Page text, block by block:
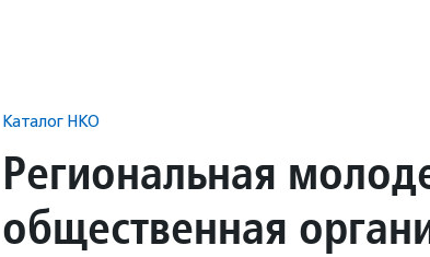
Каталог НКО
Региональная
общественная